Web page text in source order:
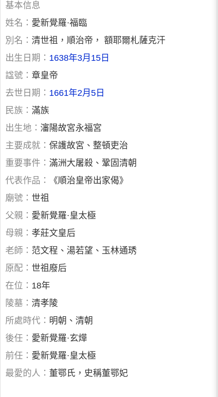
基本信息
姓名： 愛新覺羅·福臨
別名： 清世祖，順治帝， 額耶爾札薩克汗
出生日期： 1638年3月15日
諡號： 章皇帝
去世日期： 1661年2月5日
民族： 滿族
出生地： 瀋陽故宮永福宮
主要成就： 保護故宮、整頓吏治
重要事件： 滿洲大屠殺、鞏固清朝
代表作品：
《順治皇帝出家偈》
廟號： 世祖
父親： 愛新覺羅·皇太極
母親： 孝莊文皇后
老師： 范文程、湯若望、玉林通琇
原配： 世祖廢后
在位： 18年
陵墓： 清孝陵
所處時代： 明朝、清朝
後任： 愛新覺羅·玄燁
前任： 愛新覺羅·皇太極
最愛的人： 董鄂氏，史稱董鄂妃